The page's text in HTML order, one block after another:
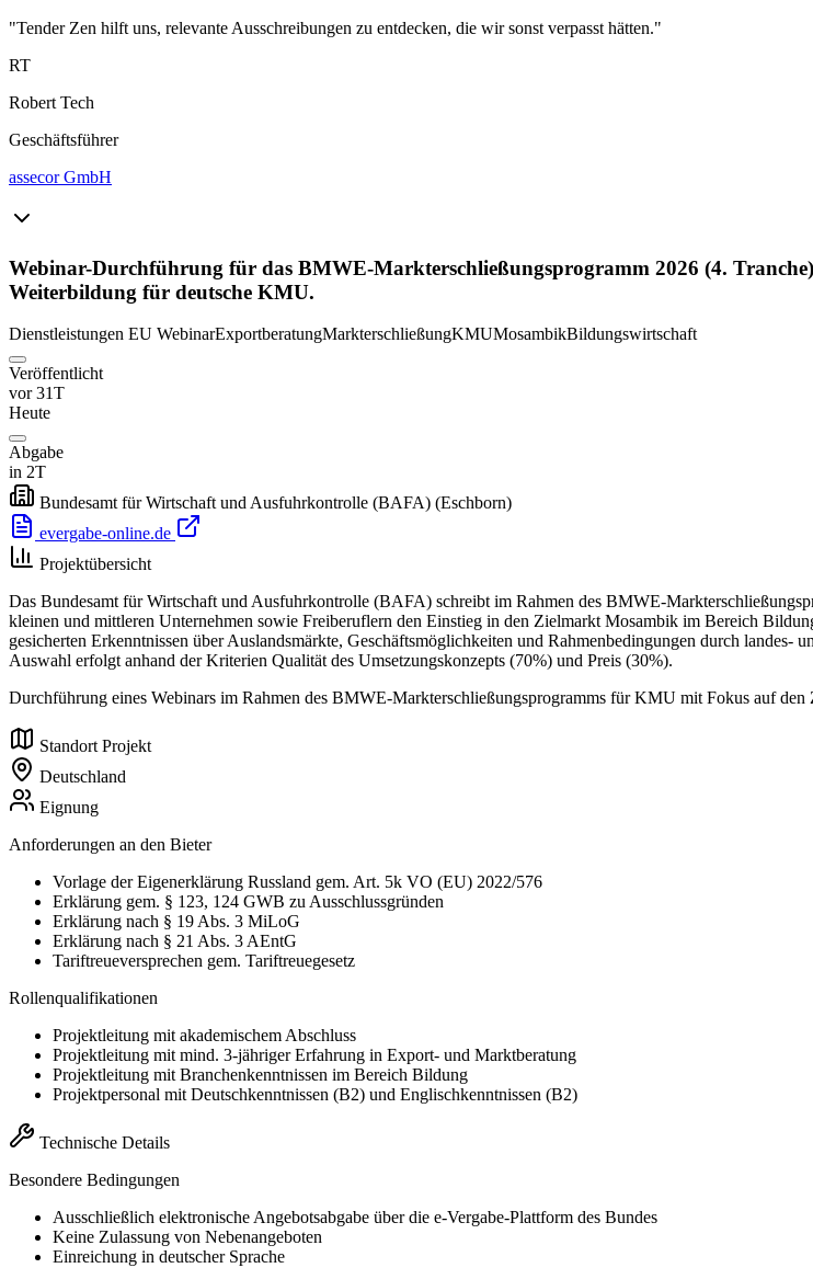
"Tender Zen hilft uns, relevante Ausschreibungen zu entdecken, die wir sonst verpasst hätten."
RT
Robert Tech
Geschäftsführer
assecor GmbH
Webinar-Durchführung für das BMWE-Markterschließungsprogramm 2026 (4.
Weiterbildung für deutsche KMU.
Dienstleistungen EU WebinarExportberatungMarkterschließungKMUMosambikBildungswirtschaft
Veröffentlicht
vor 31T
Heute
Abgabe
in 2T
Bundesamt für Wirtschaft und Ausfuhrkontrolle (BAFA) (Eschborn)
evergabe-online.de
Projektübersicht
Das Bundesamt für Wirtschaft und Ausfuhrkontrolle (BAFA) schreibt im Rahmen des BMWE-
kleinen und mittleren Unternehmen sowie Freiberuflern den Einstieg in den Zielmarkt Mosambik im Bereich
gesicherten Erkenntnissen über Auslandsmärkte, Geschäftsmöglichkeiten und Rahmenbedingungen durch
Auswahl erfolgt anhand der Kriterien Qualität des Umsetzungskonzepts (70%) und Preis (30%).
Durchführung eines Webinars im Rahmen des BMWE-Markterschließungsprogramms für KMU mit Fokus auf
Standort Projekt
Deutschland
Eignung
Anforderungen an den Bieter
Vorlage der Eigenerklärung Russland gem. Art. 5k VO (EU) 2022/576
Erklärung gem. § 123, 124 GWB zu Ausschlussgründen
Erklärung nach § 19 Abs. 3 MiLoG
Erklärung nach § 21 Abs. 3 AEntG
Tariftreueversprechen gem. Tariftreuegesetz
Rollenqualifikationen
Projektleitung mit akademischem Abschluss
Projektleitung mit mind. 3-jähriger Erfahrung in Export- und Marktberatung
Projektleitung mit Branchenkenntnissen im Bereich Bildung
Projektpersonal mit Deutschkenntnissen (B2) und Englischkenntnissen (B2)
Technische Details
Besondere Bedingungen
Ausschließlich elektronische Angebotsabgabe über die e-Vergabe-Plattform des Bundes
Keine Zulassung von Nebenangeboten
Einreichung in deutscher Sprache